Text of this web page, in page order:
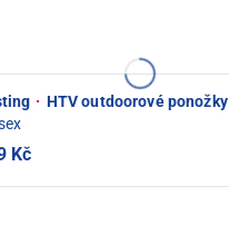
· HTV outdoorové ponožky
Kč